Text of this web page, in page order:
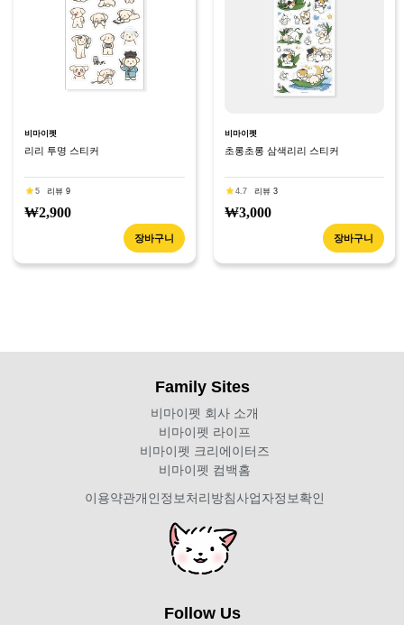
비마이펫
리리 투명 스티커
5 리뷰 9
₩2,900
장바구니
비마이펫
초롱초롱 삼색리리 스티커
4.7 리뷰 3
₩3,000
장바구니
Family Sites
비마이펫 회사 소개
비마이펫 라이프
비마이펫 크리에이터즈
비마이펫 컴백홈
이용약관개인정보처리방침사업자정보확인
Follow Us